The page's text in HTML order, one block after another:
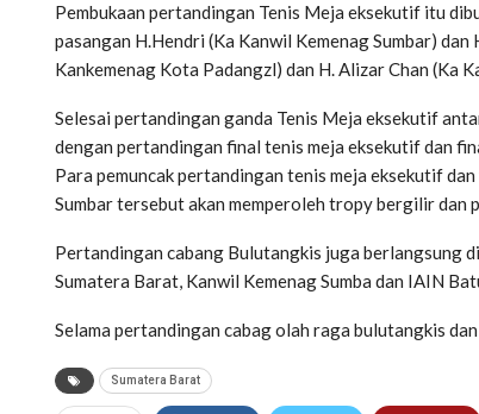
Pembukaan pertandingan Tenis Meja eksekutif itu
pasangan H.Hendri (Ka Kanwil Kemenag Sumbar)
Kankemenag Kota Padangzl) dan H. Alizar Chan (Ka
Selesai pertandingan ganda Tenis Meja eksekutif
dengan pertandingan final tenis meja eksekutif dan
Para pemuncak pertandingan tenis meja eksekutif
Sumbar tersebut akan memperoleh tropy bergilir dan
Pertandingan cabang Bulutangkis juga berlangsung
Sumatera Barat, Kanwil Kemenag Sumba dan IAIN
Selama pertandingan cabag olah raga bulutangkis
Sumatera Barat